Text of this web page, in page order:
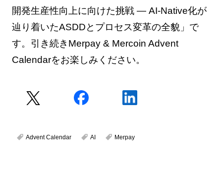
開発生産性向上に向けた挑戦 — AI-Native化が
辿り着いたASDDとプロセス変革の全貌」で
す。引き続きMerpay & Mercoin Advent
Calendarをお楽しみください。
Advent Calendar AI Merpay